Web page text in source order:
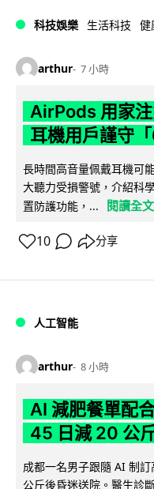
科技娛樂 生活科技 健
arthur 7 小時
AirPods 用家
耳機用戶謹守
長時間高音量佩戴耳機可
大聽力受損警號，介紹科
置防護功能，...
閱讀全文
10 分享
人工智能
arthur 8 小時
AI 減肥餐單配
45 日減 20 公
成都一名男子跟隨 AI 制
公斤後昏迷送院。醫生診